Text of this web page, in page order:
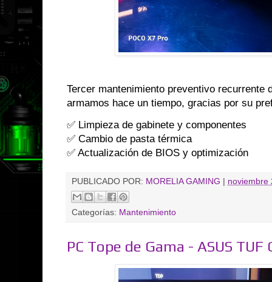
Tercer mantenimiento preventivo recurrente
armamos hace un tiempo, gracias por su
✅ Limpieza de gabinete y componentes
✅ Cambio de pasta térmica
✅ Actualización de BIOS y optimización
PUBLICADO POR: MORELIA GAMING | noviembre
Categorías: Mantenimiento
PC Tope de Gama - ASUS TUF